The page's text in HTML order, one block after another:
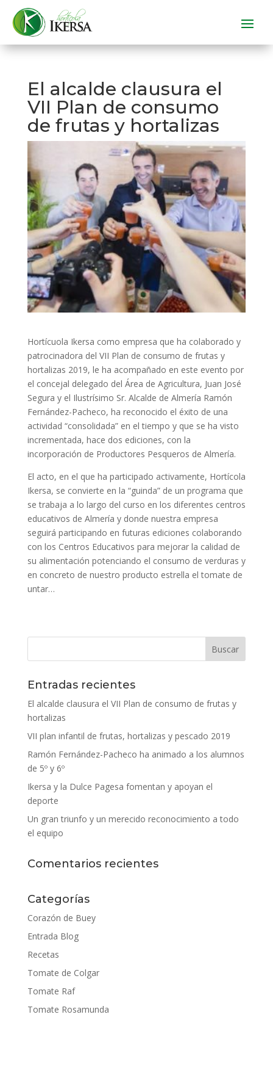
El alcalde clausura el
VII Plan de consumo
de frutas y hortalizas
Hortícuola Ikersa como empresa que ha colaborado y
patrocinadora del VII Plan de consumo de frutas y
hortalizas 2019, le ha acompañado en este evento por
el concejal delegado del Área de Agricultura, Juan José
Segura y el Ilustrísimo Sr. Alcalde de Almería Ramón
Fernández-Pacheco, ha reconocido el éxito de una
actividad “consolidada” en el tiempo y que se ha visto
incrementada, hace dos ediciones, con la
incorporación de Productores Pesqueros de Almería.
El acto, en el que ha participado activamente, Hortícola
Ikersa, se convierte en la “guinda” de un programa que
se trabaja a lo largo del curso en los diferentes centros
educativos de Almería y donde nuestra empresa
seguirá participando en futuras ediciones colaborando
con los Centros Educativos para mejorar la calidad de
su alimentación potenciando el consumo de verduras y
en concreto de nuestro producto estrella el tomate de
untar…
Entradas recientes
El alcalde clausura el VII Plan de consumo de frutas y
hortalizas
VII plan infantil de frutas, hortalizas y pescado 2019
Ramón Fernández-Pacheco ha animado a los alumnos
de 5º y 6º
Ikersa y la Dulce Pagesa fomentan y apoyan el
deporte
Un gran triunfo y un merecido reconocimiento a todo
el equipo
Comentarios recientes
Categorías
Corazón de Buey
Entrada Blog
Recetas
Tomate de Colgar
Tomate Raf
Tomate Rosamunda